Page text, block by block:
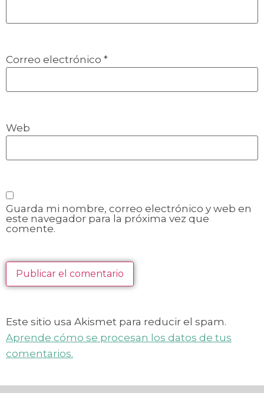
Correo electrónico *
Web
Guarda mi nombre, correo electrónico y web en
este navegador para la próxima vez que
comente.
Este sitio usa Akismet para reducir el spam.
Aprende cómo se procesan los datos de tus
comentarios.